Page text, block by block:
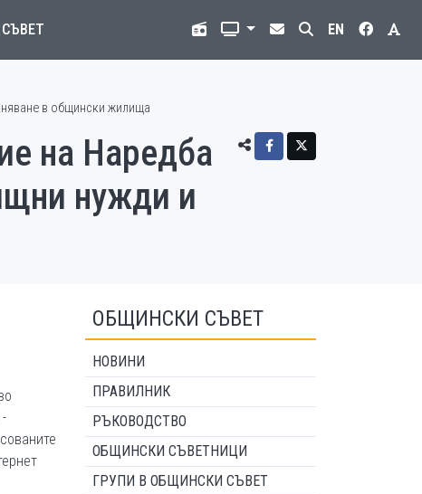
EN
в общински жилища
на Наредба
нужди и
ОБЩИНСКИ СЪВЕТ
НОВИНИ
ПРАВИЛНИК
РЪКОВОДСТВО
ОБЩИНСКИ СЪВЕТНИЦИ
ГРУПИ В ОБЩИНСКИ СЪВЕТ